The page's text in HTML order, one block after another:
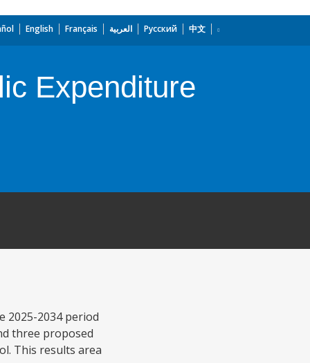
English Français العربية Русский 中文
Expenditure
2025-2034 period
three proposed
This results area